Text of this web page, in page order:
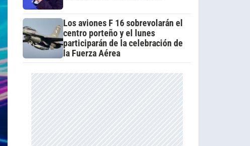
Los aviones F 16 sobrevolarán el
centro porteño y el lunes
participarán de la celebración de
la Fuerza Aérea